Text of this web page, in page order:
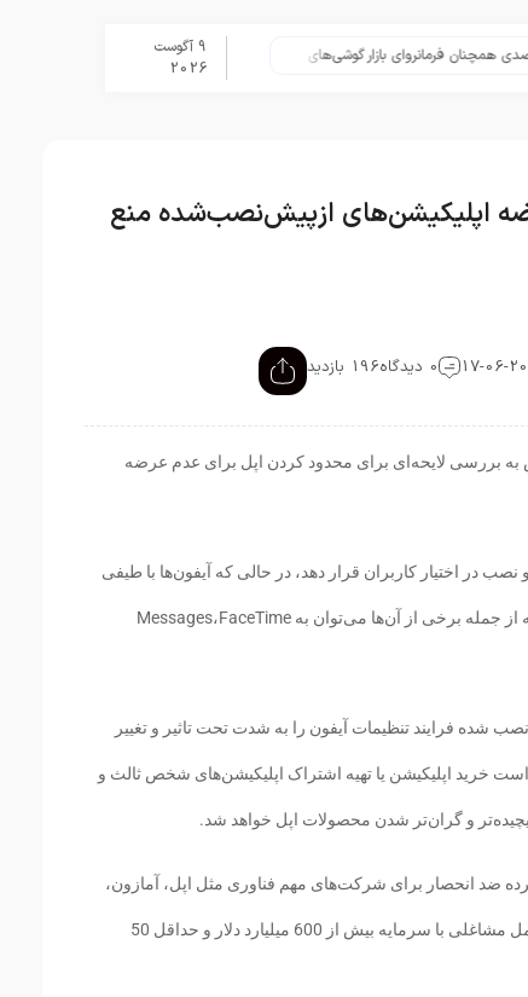
تلگرام پس از حذف یک ساعته به
9 آگوست
2026
عرضه اپلیکیشن‌های ازپیش‌نصب‌شده منع
0 دیدگاه 196 بازدید
به بررسی لایحه‌ای برای محدود کردن اپل برای عدم عرضه
نصب در اختیار کاربران قرار دهد، در حالی که آیفون‌ها با طیفی
از اپلیکیشن‌های رایگان پیش‌فرض طراحی شده که از جمله برخی از آن‌ها می‌توان به Messages،FaceTime
شده فرایند تنظیمات آیفون را به شدت تحت تاثیر و تغییر
خرید اپلیکیشن یا تهیه اشتراک اپلیکیشن‌های شخص ثالث و
و گران‌تر شدن محصولات اپل خواهد شد.
ضد انحصار برای شرکت‌های مهم فناوری مثل اپل، آمازون،
فیس‌بوک و گوگل ارائه را داده‌اند که این لایحه شامل مشاغلی با سرمایه بیش از 600 میلیارد دلار و حداقل 50